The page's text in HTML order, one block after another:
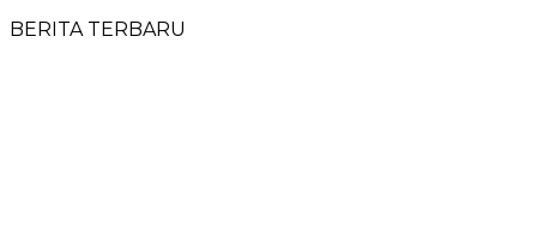
BERITA TERBARU